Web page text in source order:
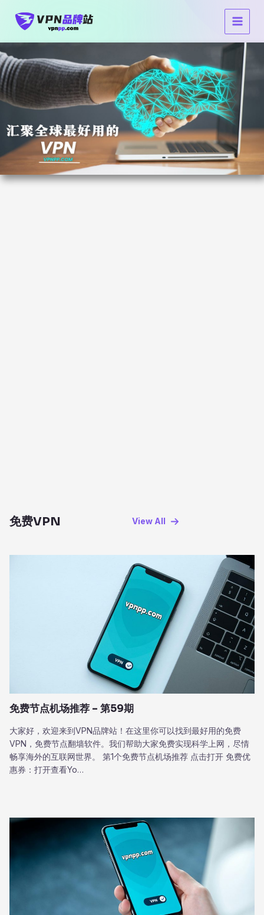
容
Main
Menu
免费VPN View AII
免费节点机场推荐 – 第59期
大家好，欢迎来到VPN品牌站！在这里你可以找到最好用的免费
VPN，免费节点翻墙软件。我们帮助大家免费实现科学上网，尽情
畅享海外的互联网世界。 第1个免费节点机场推荐 点击打开 免费优
惠券：打开查看Yo…